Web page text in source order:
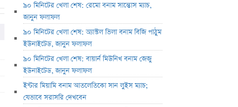
৯০ মিনিটের খেলা শেষ: রেমো বনাম সান্তোস ম্যাচ,
জানুন ফলাফল
৯০ মিনিটের খেলা শেষ: অ্যাস্টল ভিলা বনাম বিজি পাঠুম
ইউনাইটেড, জানুন ফলাফল
৯০ মিনিটের খেলা শেষ: বায়ার্ন মিউনিখ বনাম জেজু
ইউনাইটেড, জানুন ফলাফল
ইন্টার মিয়ামি বনাম আতলেতিকো সান লুইস ম্যাচ;
যেভাবে সরাসরি দেখবেন